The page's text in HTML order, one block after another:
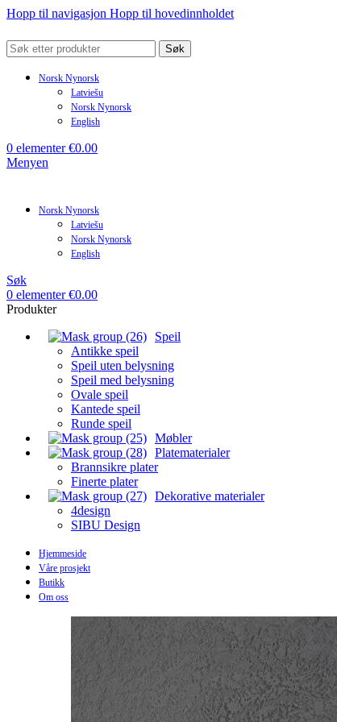
Hopp til navigasjon Hopp til hovedinnholdet
Søk
Norsk Nynorsk
Latviešu
Norsk Nynorsk
English
0 elementer €0.00
Menyen
Norsk Nynorsk
Latviešu
Norsk Nynorsk
English
Søk
0 elementer €0.00
Produkter
Speil
Antikke speil
Speil uten belysning
Speil med belysning
Ovale speil
Kantede speil
Runde speil
Møbler
Platematerialer
Brannsikre plater
Finerte plater
Dekorative materialer
4design
SIBU Design
Hjemmeside
Våre prosjekt
Butikk
Om oss